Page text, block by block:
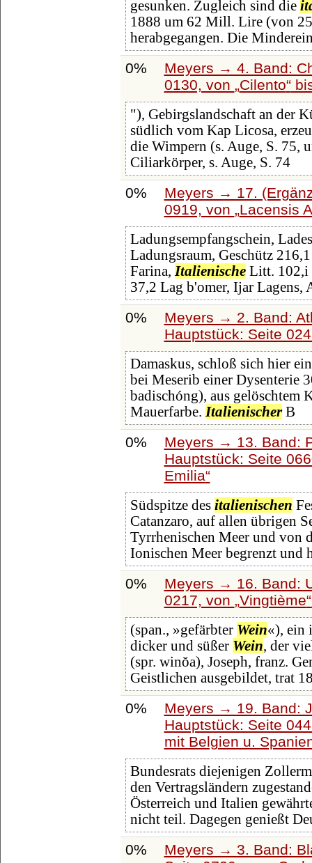
gesunken. Zugleich sind die
1888 um 62 Mill. Lire (von
herabgegangen. Die
0%
Meyers → 4. Band:
0130, von Cilento
"), Gebirgslandschaft an der
südlich vom Kap Licosa,
die Wimpern (s. Auge, S. 75,
Ciliarkörper, s. Auge, S. 74
0%
Meyers → 17.
0919, von Lacensis
Ladungsempfangschein,
Ladungsraum, Geschütz
Farina, ItalienischeLitt. 102,i
37,2 Lag b'omer, Ijar Lagens,
0%
Meyers → 2. Band:
Hauptstück: Seite
Damaskus, schloß sich hier
bei Meserib einer Dysenterie
badischóng), aus gelöschtem
Mauerfarbe. ItalienischerB
0%
Meyers → 13. Band:
Hauptstück: Seite
Emilia
Südspitze des italienischen
Catanzaro, auf allen übrigen
Tyrrhenischen Meer und von
Ionischen Meer begrenzt und
0%
Meyers → 16. Band:
0217, von Vingtième
(span., »gefärbter Wein«), ein
dicker und süßer Wein, der
(spr. winŏa), Joseph, franz.
Geistlichen ausgebildet, trat
0%
Meyers → 19. Band:
Hauptstück: Seite
mit Belgien u.
Bundesrats diejenigen
den Vertragsländern
Österreich und Italien
nicht teil. Dagegen genießt
0%
Meyers → 3. Band: